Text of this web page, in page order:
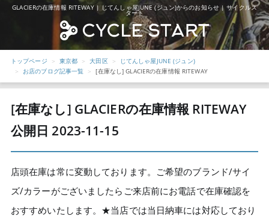
GLACIERの在庫情報 RITEWAY | じてんしゃ屋JUNE (ジュン)からのお知らせ | サイクルス
タート
トップページ 東京都 大田区
じてんしゃ屋JUNE (ジュン)
お店のブログ記事一覧
[在庫なし] GLACIERの在庫情報 RITEWAY
[在庫なし] GLACIERの在庫情報 RITEWAY
公開日 2023-11-15
店頭在庫は常に変動しております。ご希望のブランド/サイ
ズ/カラーがございましたらご来店前にお電話で在庫確認を
おすすめいたします。★当店では当日納車には対応しており